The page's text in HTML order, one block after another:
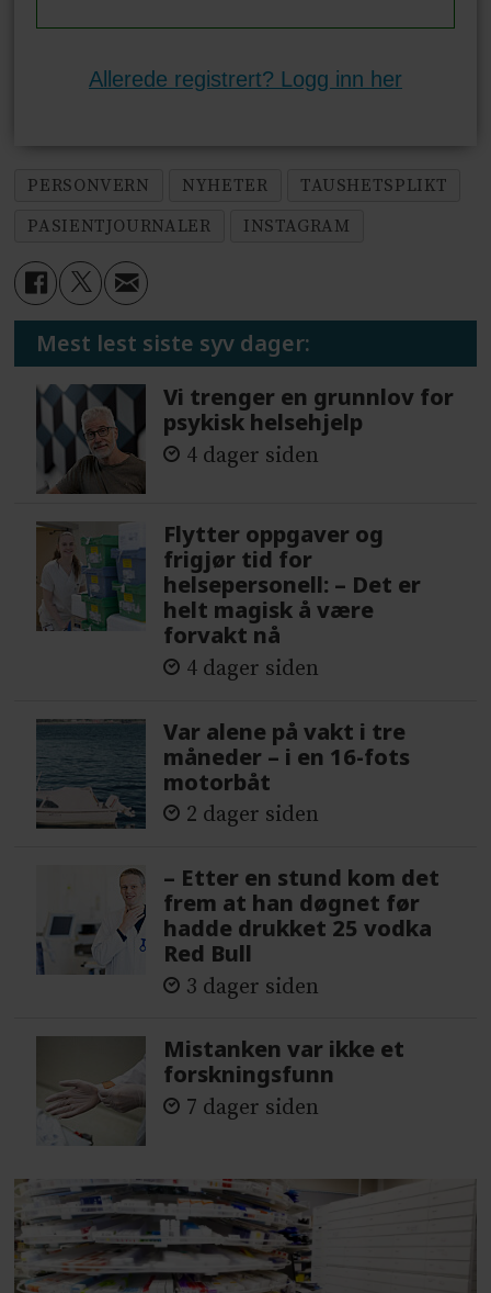
Allerede registrert? Logg inn her
PERSONVERN NYHETER
TAUSHETSPLIKT
PASIENTJOURNALER
INSTAGRAM
Mest lest siste syv dager:
Vi trenger en grunnlov for
psykisk helsehjelp
4 dager siden
Flytter oppgaver og
frigjør tid for
helsepersonell: – Det er
helt magisk å være
forvakt nå
4 dager siden
Var alene på vakt i tre
måneder – i en 16-fots
motorbåt
2 dager siden
– Etter en stund kom det
frem at han døgnet før
hadde drukket 25 vodka
Red Bull
3 dager siden
Mistanken var ikke et
forskningsfunn
7 dager siden